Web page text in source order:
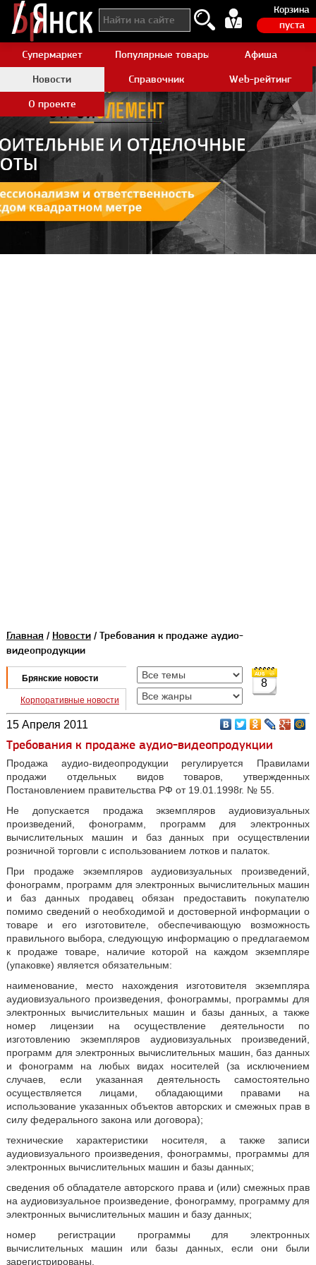
Корзина
пуста
Супермаркет Популярные товары AliexpressАфиша
Новости
Справочник
Web-рейтинг
О проекте
Главная / Новости/ Требования к продаже аудио-
видеопродукции
Брянские новости
Корпоративные новости
8
15 Апреля 2011
Требования к продаже аудио-видеопродукции
Продажа аудио-видеопродукции регулируется Правилами
продажи отдельных видов товаров, утвержденных
Постановлением правительства РФ от 19.01.1998г. № 55.
Не допускается продажа экземпляров аудиовизуальных
произведений, фонограмм, программ для электронных
вычислительных машин и баз данных при осуществлении
розничной торговли с использованием лотков и палаток.
При продаже экземпляров аудиовизуальных произведений,
фонограмм, программ для электронных вычислительных машин
и баз данных продавец обязан предоставить покупателю
помимо сведений о необходимой и достоверной информации о
товаре и его изготовителе, обеспечивающую возможность
правильного выбора, следующую информацию о предлагаемом
к продаже товаре, наличие которой на каждом экземпляре
(упаковке) является обязательным:
наименование, место нахождения изготовителя экземпляра
аудиовизуального произведения, фонограммы, программы для
электронных вычислительных машин и базы данных, а также
номер лицензии на осуществление деятельности по
изготовлению экземпляров аудиовизуальных произведений,
программ для электронных вычислительных машин, баз данных
и фонограмм на любых видах носителей (за исключением
случаев, если указанная деятельность самостоятельно
осуществляется лицами, обладающими правами на
использование указанных объектов авторских и смежных прав в
силу федерального закона или договора);
технические характеристики носителя, а также записи
аудиовизуального произведения, фонограммы, программы для
электронных вычислительных машин и базы данных;
сведения об обладателе авторского права и (или) смежных прав
на аудиовизуальное произведение, фонограмму, программу для
электронных вычислительных машин и базу данных;
номер регистрации программы для электронных
вычислительных машин или базы данных, если они были
зарегистрированы.